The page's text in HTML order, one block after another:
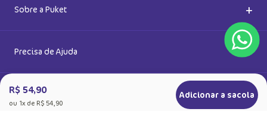
R$ 54,90
ou 1x de R$ 54,90
Adicionar a sacola
Sobre a Puket +
Quem somos
Precisa de Ajuda +
Dúvidas Frequentes
Produtos +